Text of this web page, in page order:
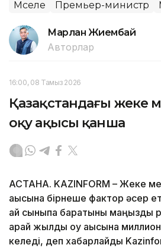
Мәселе Премьер-министр
Марлан Жиембай
Авторлар
16:00, 08 Тамыз 2026
Қазақстандағы жеке
оқу ақысы қанша
АСТАНА. KAZINFORM – Жеке
ақысына бірнеше фактор әсер
қай сыныпқа баратыны маңызды
қарай жылдық оқу ақысына
келеді, деп хабарлайды